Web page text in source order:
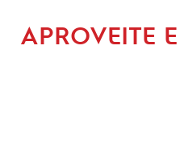
APROVEITE